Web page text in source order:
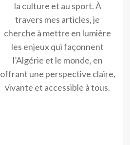
la culture et au sport. À
travers mes articles, je
cherche à mettre en lumière
les enjeux qui façonnent
l’Algérie et le monde, en
offrant une perspective claire,
vivante et accessible à tous.